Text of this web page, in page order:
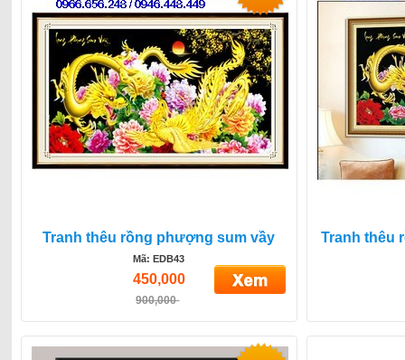
Tranh thêu rồng phượng sum vầy
Mã: EDB43
450,000
900,000
Tranh thêu